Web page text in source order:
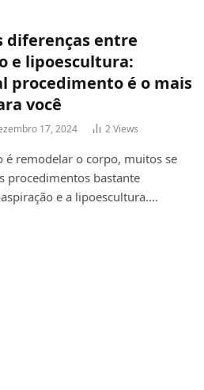
diferenças entre
e lipoescultura:
procedimento é o mais
você
17, 2024 2Views
é remodelar o corpo, muitos se
procedimentos bastante
e a lipoescultura.…